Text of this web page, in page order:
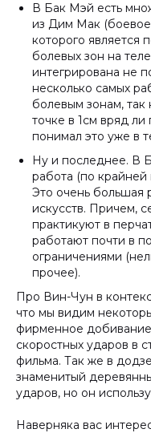
В Бак Мэй есть
из Дим Мак (боевое
которого является
болевых зон на
интегрирована не
несколько самых
болевым зонам, так
точке в 1см вряд
понимал это уже в
Ну и последнее. В
работа (по
Это очень большая
искусств. Причем,
практикуют в
работают почти в
ограничениями
прочее).
Про Вин-Чун в
что мы видим
фирменное
скоростных ударов в
фильма. Так же в
знаменитый
ударов, но он
Наверняка вас